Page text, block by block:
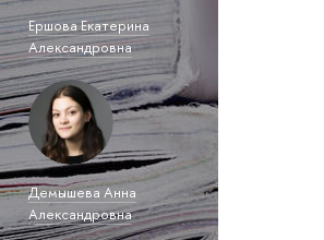
Ершова Екатерина
Александровна
Демышева Анна
Александровна